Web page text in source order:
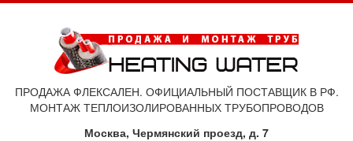
ПРОДАЖА ФЛЕКСАЛЕН. ОФИЦИАЛЬНЫЙ ПОСТАВЩИК В РФ.
МОНТАЖ ТЕПЛОИЗОЛИРОВАННЫХ ТРУБОПРОВОДОВ
Москва, Чермянский проезд, д. 7